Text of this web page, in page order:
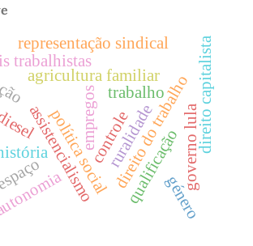
agricultura familiar
assistencialismo
política social
empregos direito do trabalhodireito capitalista
trabalhistas
controlequalificação
ruralidade
trabalho
representação sindical
governo lula
género